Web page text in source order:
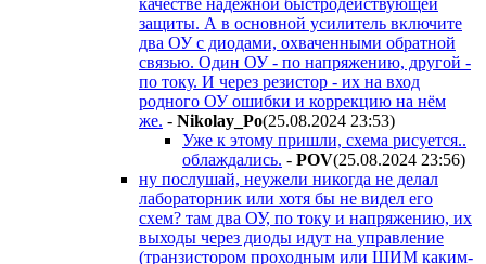
защиты. А в основной усилитель включите
два ОУ с диодами, охваченными обратной
связью. Один ОУ - по напряжению, другой -
по току. И через резистор - их на вход
родного ОУ ошибки и коррекцию на нём
же. - Nikolay_Po(25.08.2024 23:53)
Уже к этому пришли, схема рисуется..
облаждались. - POV(25.08.2024 23:56)
ну послушай, неужели никогда не делал
лабораторник или хотя бы не видел его
схем? там два ОУ, по току и напряжению, их
выходы через диоды идут на управление
(транзистором проходным или ШИМ каким-